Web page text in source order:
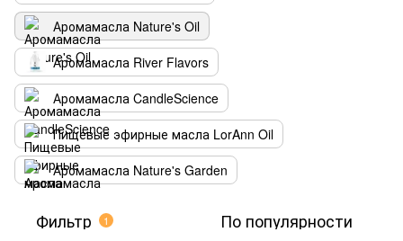
Аромамасла Nature's Oil
Аромамасла River Flavors
Аромамасла CandleScience
Пищевые эфирные масла LorAnn Oil
Аромамасла Nature's Garden
Фильтр 1 По популярности